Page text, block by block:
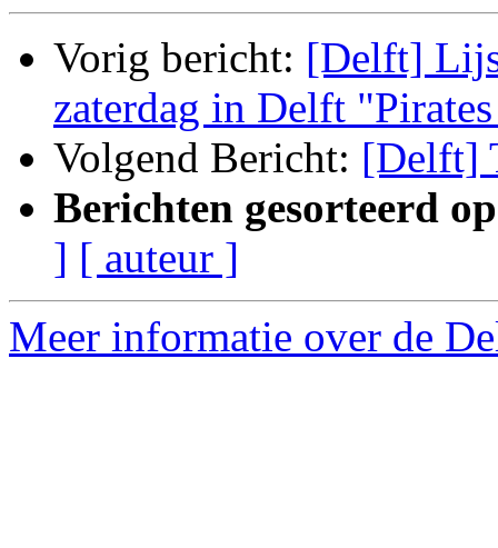
Vorig bericht: [Delft]
zaterdag in Delft
Volgend Bericht: [Delft]
Berichten gesorteerd
] [ auteur ]
Meer informatie over de